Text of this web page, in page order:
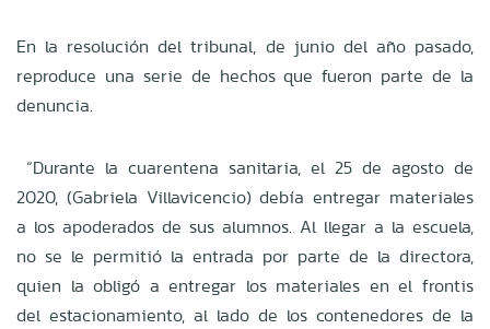
En la resolución del tribunal, de junio del año pasado,
reproduce una serie de hechos que fueron parte de la
denuncia.
“Durante la cuarentena sanitaria, el 25 de agosto de
2020, (Gabriela Villavicencio) debía entregar materiales
a los apoderados de sus alumnos. Al llegar a la escuela,
no se le permitió la entrada por parte de la directora,
quien la obligó a entregar los materiales en el frontis
del estacionamiento, al lado de los contenedores de la